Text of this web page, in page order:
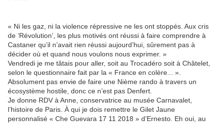
« Ni les gaz, ni la violence répressive ne les ont stoppés. Aux cris
de ‘Révolution’, les plus motivés ont réussi à faire comprendre à
Castaner qu’il n’avait rien réussi aujourd’hui, sûrement pas à
décider où et quand nous voulons nous exprimer. »
Vendredi je me tâtais pour aller, soit au Trocadéro soit à Châtelet,
selon le questionnaire fait par la « France en colère... ».
Absolument pas envie de faire une Nième rando à travers un
écosystème hostile, donc ce n’est pas Denfert.
Je donne RDV à Anne, conservatrice au musée Carnavalet,
l’histoire de Paris. À qui je dois remettre le Gilet Jaune
personnalisé « Che Guevara 17 11 2018 » d’Ernesto. Eh oui, au